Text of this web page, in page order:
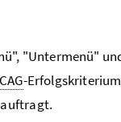
"Untermenü"
-